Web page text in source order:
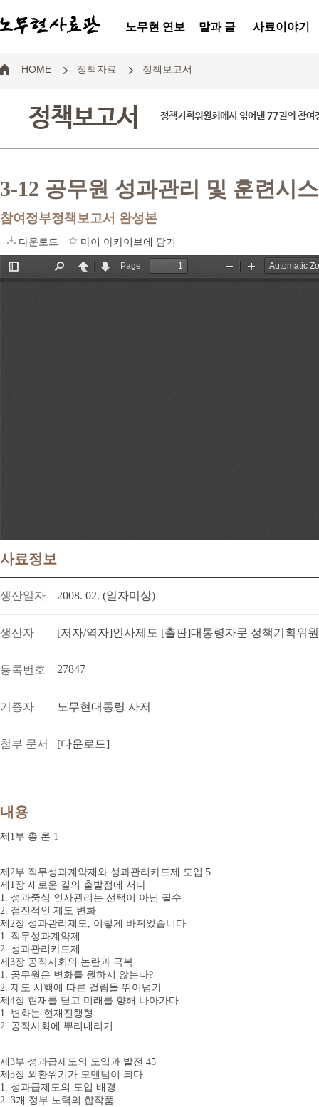
노무현 연보 말과 글 사료이야기
HOME 정책자료 정책보고서
정책보고서 정책기획위원회에서 엮어낸 77권의 참여
3-12 공무원 성과관리 및 훈련시
참여정부정책보고서 완성본
다운로드 마이 아카이브에 담기
사료정보
생산일자 2008. 02. (일자미상)
생산자 [저자/역자]인사제도 [출판]대통령자문 정책기획위
등록번호 27847
기증자 노무현대통령 사저
첨부 문서 [다운로드]
내용
제1부 총 론 1
제2부 직무성과계약제와 성과관리카드제 도입 5
제1장 새로운 길의 출발점에 서다
1. 성과중심 인사관리는 선택이 아닌 필수
2. 점진적인 제도 변화
제2장 성과관리제도, 이렇게 바뀌었습니다
1. 직무성과계약제
2. 성과관리카드제
제3장 공직사회의 논란과 극복
1. 공무원은 변화를 원하지 않는다?
2. 제도 시행에 따른 걸림돌 뛰어넘기
제4장 현재를 딛고 미래를 향해 나아가다
1. 변화는 현재진행형
2. 공직사회에 뿌리내리기
제3부 성과급제도의 도입과 발전 45
제5장 외환위기가 모멘텀이 되다
1. 성과급제도의 도입 배경
2. 3개 정부 노력의 합작품